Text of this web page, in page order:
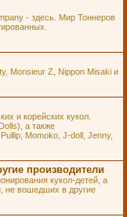
- здесь. Мир Тоннеров
Monsieur Z, Nippon Misaki и
и корейских кукол.
а также
Momoko, J-doll, Jenny,
производители
кукол-детей, а
не вошедших в другие